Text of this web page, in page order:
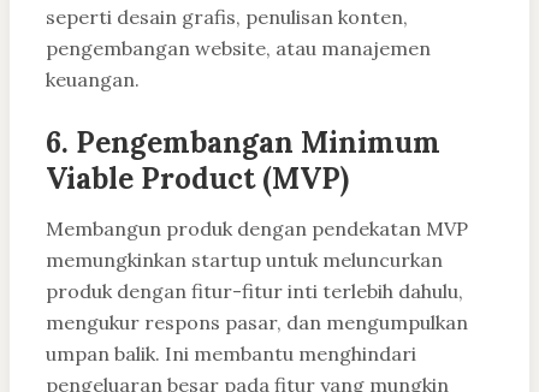
seperti desain grafis, penulisan konten,
pengembangan website, atau manajemen
keuangan.
6. Pengembangan Minimum
Viable Product (MVP)
Membangun produk dengan pendekatan MVP
memungkinkan startup untuk meluncurkan
produk dengan fitur-fitur inti terlebih dahulu,
mengukur respons pasar, dan mengumpulkan
umpan balik. Ini membantu menghindari
pengeluaran besar pada fitur yang mungkin